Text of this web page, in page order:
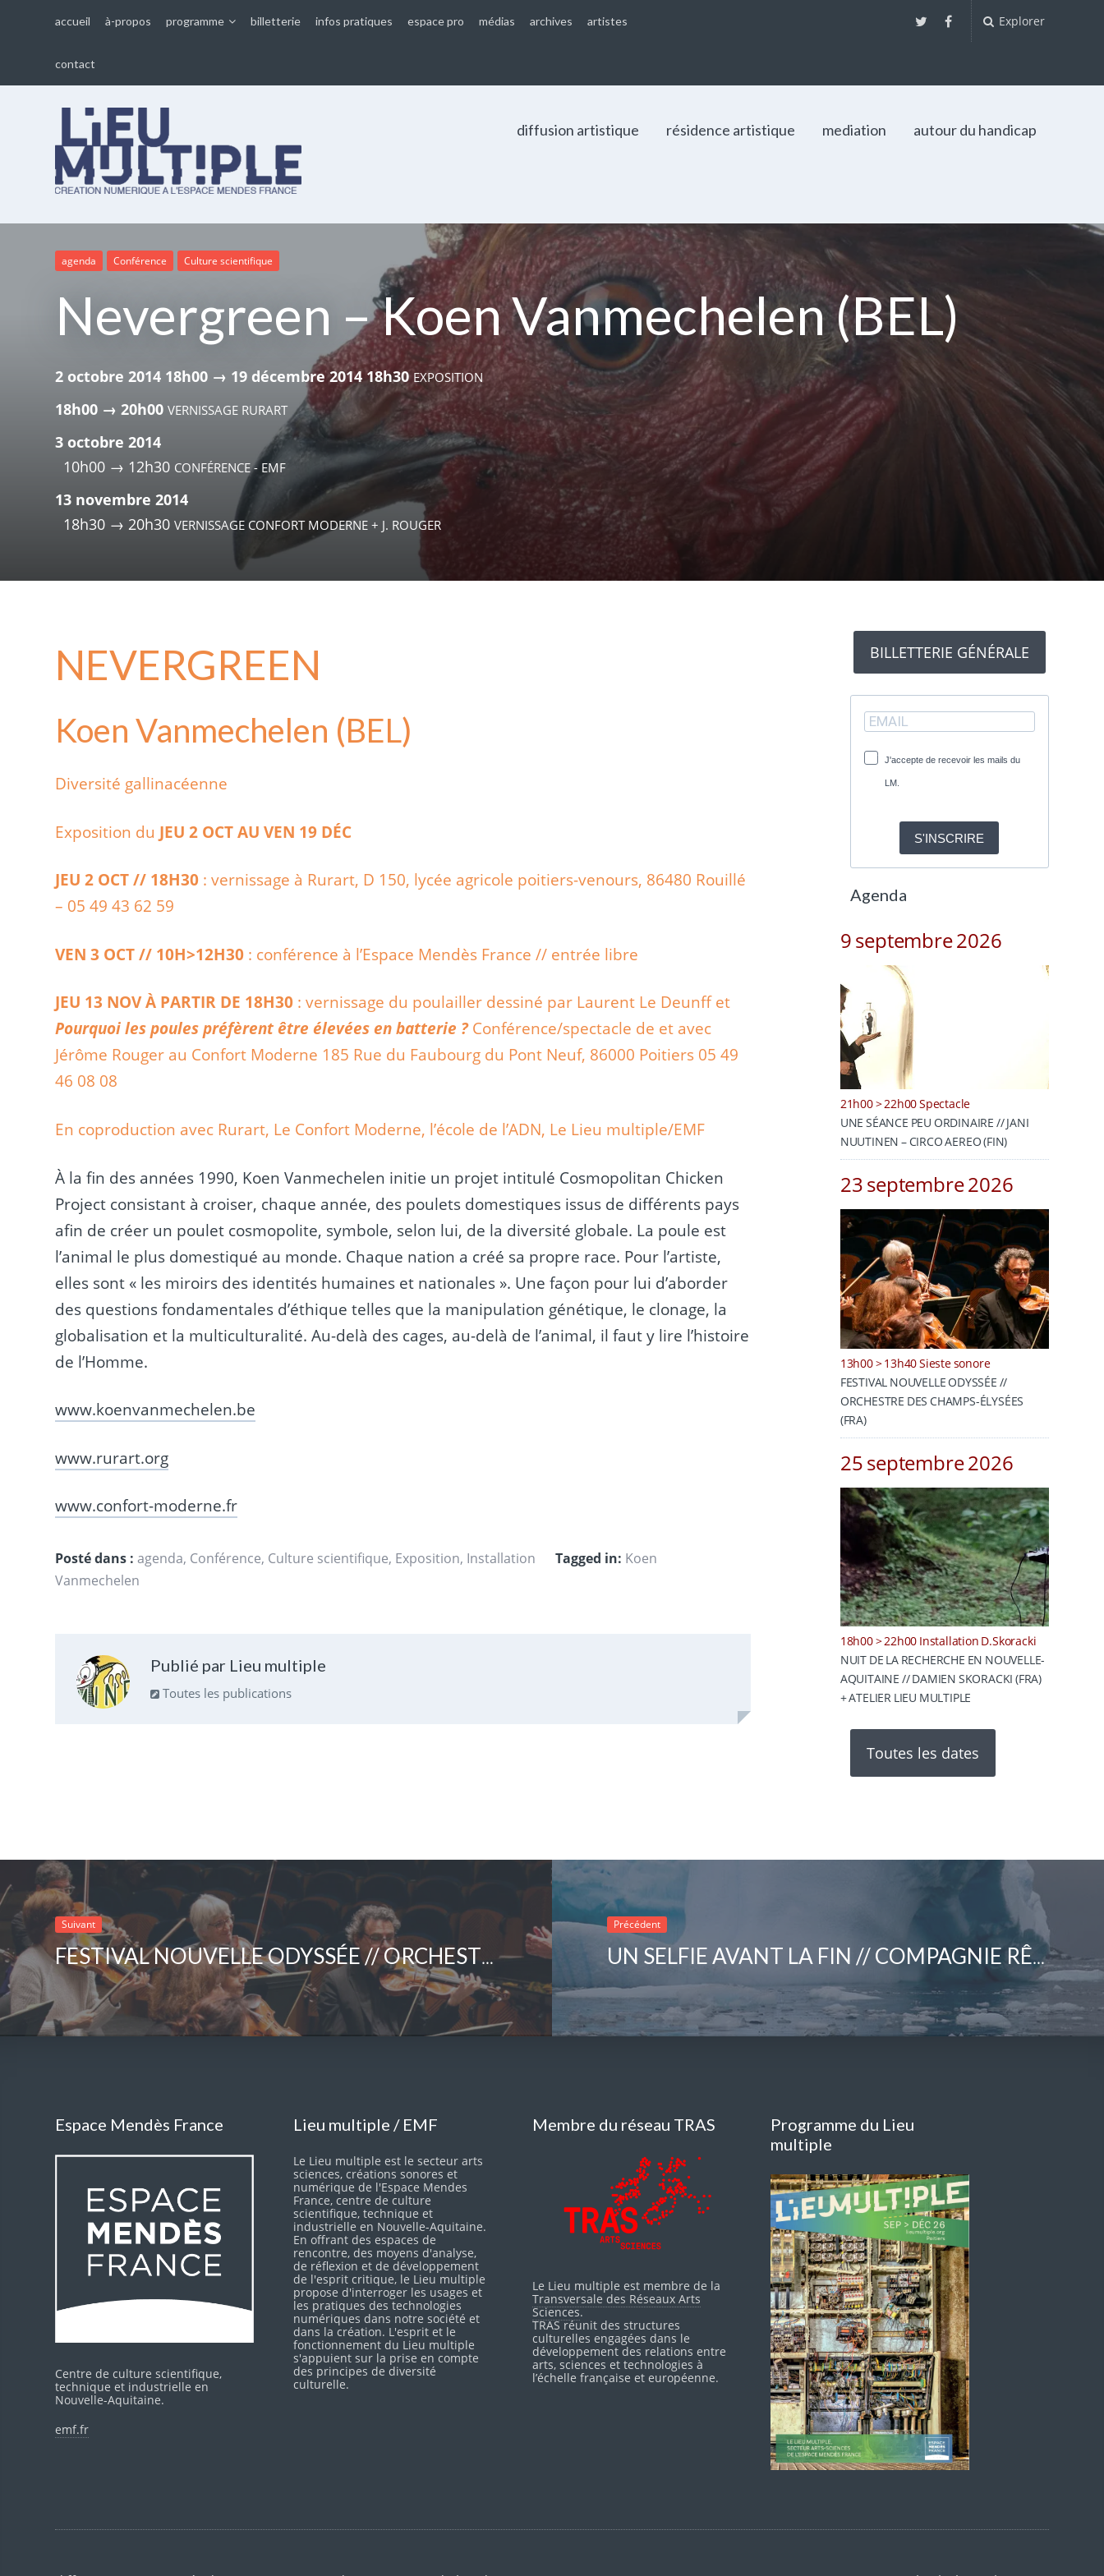
accueil à-propos programme billetterie infos pratiques espace pro médias archives artistes
contact
Explorer
l'Espace Mendès France
diffusion artistique résidence artistique mediation autour du handicap
agenda Conférence Culture scientifique
Nevergreen – Koen Vanmechelen (BEL)
2 octobre 2014 18h00 → 19 décembre 2014 18h30 EXPOSITION
18h00 → 20h00VERNISSAGE RURART
3 octobre 2014
10h00 → 12h30 CONFÉRENCE - EMF
13 novembre 2014
18h30 → 20h30VERNISSAGE CONFORT MODERNE + J. ROUGER
NEVERGREEN
Koen Vanmechelen (BEL)
Diversité gallinacéenne
Exposition du JEU 2 OCT AU VEN 19 DÉC
JEU 2 OCT // 18H30 : vernissage à Rurart, D 150, lycée agricole poitiers-venours, 86480 Rouillé
– 05 49 43 62 59
VEN 3 OCT // 10H>12H30 : conférence à l’Espace Mendès France // entrée libre
JEU 13 NOV À PARTIR DE 18H30 : vernissage du poulailler dessiné par Laurent Le Deunff et
Pourquoi les poules préfèrent être élevées en batterie ?Conférence/spectacle de et avec
Jérôme Rouger au Confort Moderne 185 Rue du Faubourg du Pont Neuf, 86000 Poitiers 05 49
46 08 08
En coproduction avec Rurart, Le Confort Moderne, l’école de l’ADN, Le Lieu multiple/EMF
À la fin des années 1990, Koen Vanmechelen initie un projet intitulé Cosmopolitan Chicken
Project consistant à croiser, chaque année, des poulets domestiques issus de différents pays
afin de créer un poulet cosmopolite, symbole, selon lui, de la diversité globale. La poule est
l’animal le plus domestiqué au monde. Chaque nation a créé sa propre race. Pour l’artiste,
elles sont « les miroirs des identités humaines et nationales ». Une façon pour lui d’aborder
des questions fondamentales d’éthique telles que la manipulation génétique, le clonage, la
globalisation et la multiculturalité. Au-delà des cages, au-delà de l’animal, il faut y lire l’histoire
de l’Homme.
www.koenvanmechelen.be
www.rurart.org
www.confort-moderne.fr
Posté dans : agenda, Conférence, Culture scientifique, Exposition, Installation Tagged in: Koen
Vanmechelen
Publié par Lieu multiple
Toutes les publications
BILLETTERIE GÉNÉRALE
J'accepte de recevoir les mails du
LM.
S'INSCRIRE
Agenda
9 septembre 2026
21h00 > 22h00 Spectacle
UNE SÉANCE PEU ORDINAIRE // JANI
NUUTINEN – CIRCO AEREO (FIN)
23 septembre 2026
13h00 > 13h40 Sieste sonore
FESTIVAL NOUVELLE ODYSSÉE //
ORCHESTRE DES CHAMPS-ÉLYSÉES
(FRA)
25 septembre 2026
18h00 > 22h00 Installation D.Skoracki
NUIT DE LA RECHERCHE EN NOUVELLE-
AQUITAINE // DAMIEN SKORACKI (FRA)
+ ATELIER LIEU MULTIPLE
Toutes les dates
Suivant
FESTIVAL NOUVELLE ODYSSÉE // ORCHESTRE DES CHAMPS-ÉLYSÉES (FRA)
Précédent
UN SELFIE AVANT LA FIN // COMPAGNIE RÊVOLANTE – PAULINE PIDOUX (FRA)
Espace Mendès France
Centre de culture scientifique,
technique et industrielle en
Nouvelle-Aquitaine.
emf.fr
Lieu multiple / EMF
Le Lieu multiple est le secteur arts
sciences, créations sonores et
numérique de l'Espace Mendes
France, centre de culture
scientifique, technique et
industrielle en Nouvelle-Aquitaine.
En offrant des espaces de
rencontre, des moyens d'analyse,
de réflexion et de développement
de l'esprit critique, le Lieu multiple
propose d'interroger les usages et
les pratiques des technologies
numériques dans notre société et
dans la création. L'esprit et le
fonctionnement du Lieu multiple
s'appuient sur la prise en compte
des principes de diversité
culturelle.
Membre du réseau TRAS
Le Lieu multiple est membre de la
Transversale des Réseaux Arts
Sciences.
TRAS réunit des structures
culturelles engagées dans le
développement des relations entre
arts, sciences et technologies à
l’échelle française et européenne.
Programme du Lieu
multiple